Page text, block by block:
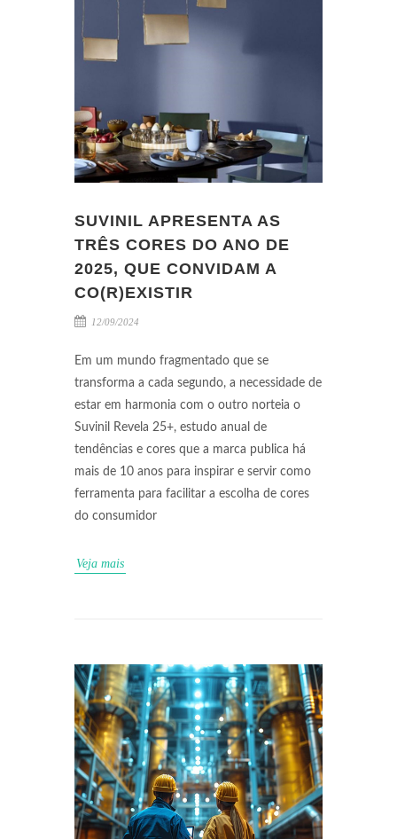
SUVINIL APRESENTA AS
TRÊS CORES DO ANO DE
2025, QUE CONVIDAM A
CO(R)EXISTIR
12/09/2024
Em um mundo fragmentado que se
transforma a cada segundo, a necessidade de
estar em harmonia com o outro norteia o
Suvinil Revela 25+, estudo anual de
tendências e cores que a marca publica há
mais de 10 anos para inspirar e servir como
ferramenta para facilitar a escolha de cores
do consumidor
Veja mais